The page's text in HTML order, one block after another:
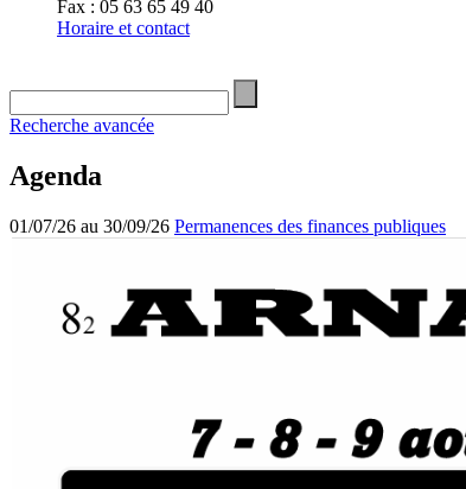
Fax : 05 63 65 49 40
Horaire et contact
Recherche avancée
Agenda
01/07/26 au 30/09/26 Permanences des finances publiques